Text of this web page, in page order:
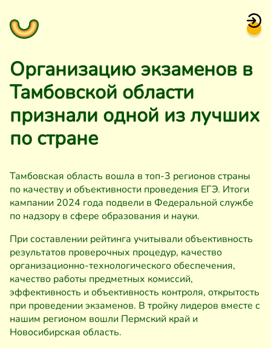
Организацию экзаменов в
Тамбовской области
признали одной из лучших
по стране
Тамбовская область вошла в топ-3 регионов страны
по качеству и объективности проведения ЕГЭ. Итоги
кампании 2024 года подвели в Федеральной службе
по надзору в сфере образования и науки.
При составлении рейтинга учитывали объективность
результатов проверочных процедур, качество
организационно-технологического обеспечения,
качество работы предметных комиссий,
эффективность и объективность контроля, открытость
при проведении экзаменов. В тройку лидеров вместе с
нашим регионом вошли Пермский край и
Новосибирская область.